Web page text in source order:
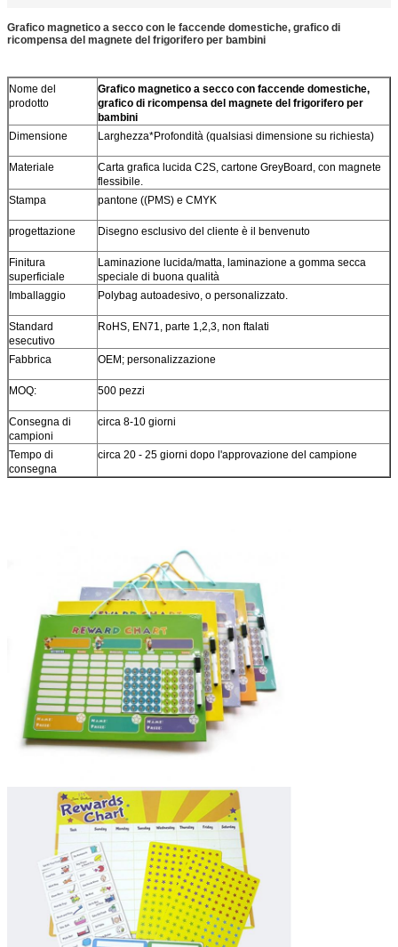
Grafico magnetico a secco con le faccende domestiche, grafico di
ricompensa del magnete del frigorifero per bambini
Nome del
prodotto
Grafico magnetico a secco con faccende domestiche,
grafico di ricompensa del magnete del frigorifero per
bambini
Dimensione
Larghezza*Profondità (qualsiasi dimensione su richiesta)
Materiale
Carta grafica lucida C2S, cartone GreyBoard, con magnete
flessibile.
Stampa
pantone ((PMS) e CMYK
progettazione Disegno esclusivo del cliente è il benvenuto
Finitura
superficiale
Laminazione lucida/matta, laminazione a gomma secca
speciale di buona qualità
Imballaggio
Polybag autoadesivo, o personalizzato.
Standard
esecutivo
RoHS, EN71, parte 1,2,3, non ftalati
Fabbrica OEM; personalizzazione
MOQ: 500 pezzi
Consegna di
campioni
circa 8-10 giorni
Tempo di
consegna
circa 20 - 25 giorni dopo l'approvazione del campione